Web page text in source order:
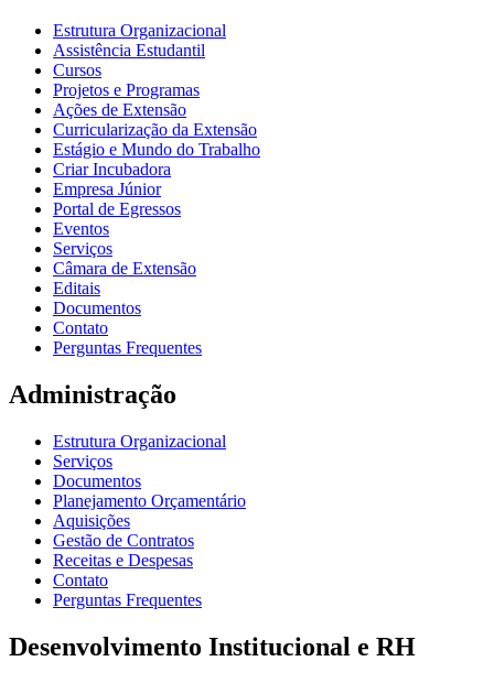
Estrutura Organizacional
Assistência Estudantil
Cursos
Projetos e Programas
Ações de Extensão
Curricularização da Extensão
Estágio e Mundo do Trabalho
Criar Incubadora
Empresa Júnior
Portal de Egressos
Eventos
Serviços
Câmara de Extensão
Editais
Documentos
Contato
Perguntas Frequentes
Administração
Estrutura Organizacional
Serviços
Documentos
Planejamento Orçamentário
Aquisições
Gestão de Contratos
Receitas e Despesas
Contato
Perguntas Frequentes
Desenvolvimento Institucional e RH